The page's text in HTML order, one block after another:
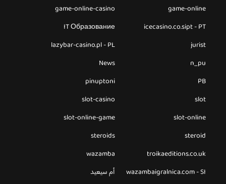
game-online
game-online-casino
icecasino.co.sipt - PT
IT Образование
jurist
lazybar-casino.pl - PL
n_pu
News
PB
pinuptoni
slot
slot-casino
slot-online
slot-online-game
steroid
steroids
troikaeditions.co.uk
wazamba
wazambaigralnica.com - SI
أم سيعيد